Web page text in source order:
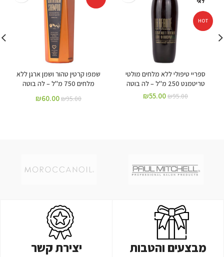
HOT
ספריי טיפולי ללא מלחים מולטי
טריטמנט 250 מ"ל – לה בוטה
₪95.00
₪55.00
שמפו קרטין טהור ושמן ארגן ללא
מלחים 750 מ"ל – לה בוטה
₪95.00
₪60.00
מבצעים והטבות יצירת קשר